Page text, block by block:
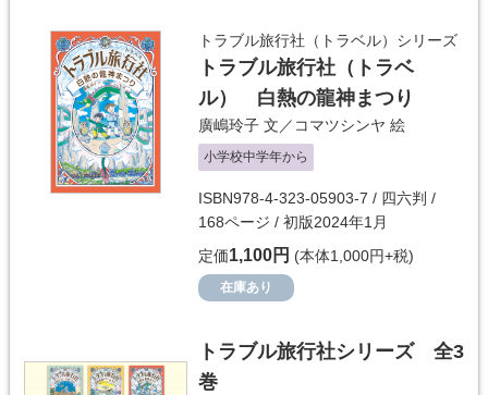
トラブル旅行社（トラベル）シリーズ
トラブル旅行社（トラベ
ル） 白熱の龍神まつり
廣嶋玲子 文／ コマツシンヤ 絵
小学校中学年から
ISBN978-4-323-05903-7 / 四六判 /
168ページ / 初版2024年1月
定価1,100円 (本体1,000円+税)
在庫あり
トラブル旅行社シリーズ 全3
巻